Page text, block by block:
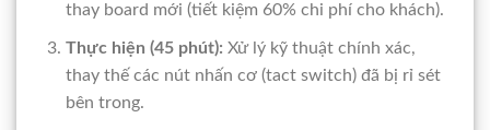
thay board mới (tiết kiệm 60% chi phí cho khách).
Thực hiện (45 phút): Xử lý kỹ thuật chính xác,
thay thế các nút nhấn cơ (tact switch) đã bị rỉ sét
bên trong.